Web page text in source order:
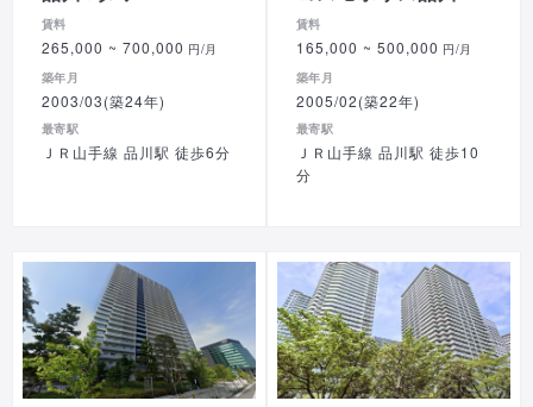
賃料
265,000 ~ 700,000 円/月
築年月
2003/03(築24年)
最寄駅
ＪＲ山手線 品川駅 徒歩6分
賃料
165,000 ~ 500,000 円/月
築年月
2005/02(築22年)
最寄駅
ＪＲ山手線 品川駅 徒歩10
分